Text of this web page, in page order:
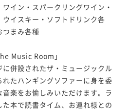
イン・スパークリングワイン・
イスキー・ソフトドリンク各
つまみ各種
Music Room」
併設されたザ・ミュージックル
たハンギングソファーに身を委
楽をお愉しみいただけます。ラ
本で読書タイム、お連れ様との